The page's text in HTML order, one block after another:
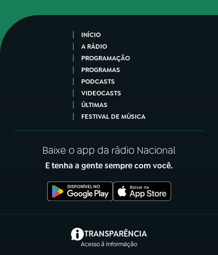
INÍCIO
A RÁDIO
PROGRAMAÇÃO
PROGRAMAS
PODCASTS
VIDEOCASTS
ÚLTIMAS
FESTIVAL DE MÚSICA
Baixe o app da rádio Nacional
E tenha a gente sempre com você.
TRANSPARÊNCIA
Acesso à Informação
(abre em nova aba)